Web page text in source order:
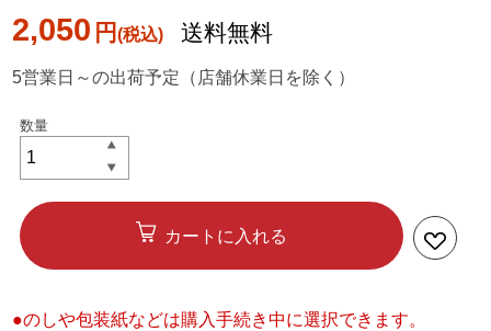
2,050 円 送料無料
5営業日～の出荷予定（店舗休業日を除く）
カートに入れる
●のしや包装紙などは購入手続き中に選択できます。